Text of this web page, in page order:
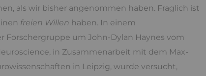
als wir bisher angenommen haben. Fraglich ist
freien Willen haben. In einem
Forschergruppe um John-Dylan Haynes vom
in Zusammenarbeit mit dem Max-
in Leipzig, wurde versucht,